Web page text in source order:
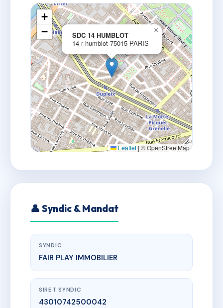
SDC 14 HUMBLOT
14 r humblot 75015 PARIS
×
+
−
Leaflet|© OpenStreetMap
👤 Syndic & Mandat
SYNDIC
FAIR PLAY IMMOBILIER
SIRET SYNDIC
43010742500042